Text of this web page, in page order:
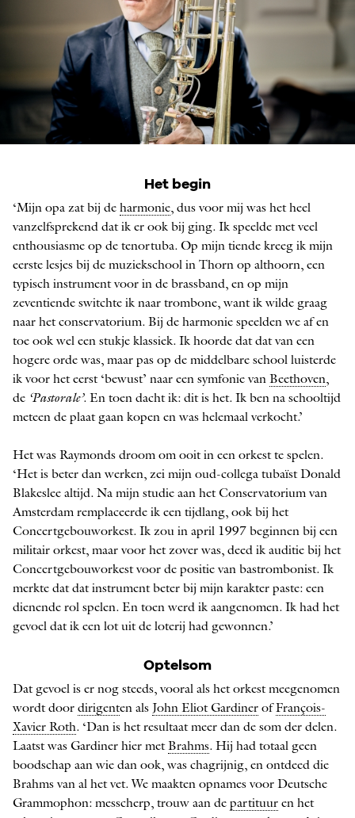
Het begin
‘Mijn opa zat bij de harmonie, dus voor mij was het heel
vanzelfsprekend dat ik er ook bij ging. Ik speelde met veel
enthousiasme op de tenortuba. Op mijn tiende kreeg ik mijn
eerste lesjes bij de muziekschool in Thorn op althoorn, een
typisch instrument voor in de brass­band, en op mijn
zeventiende switchte ik naar trombone, want ik wilde graag
naar het conservatorium. Bij de harmonie speelden we af en
toe ook wel een stukje klassiek. Ik hoorde dat dat van een
hogere orde was, maar pas op de middelbare school luisterde
ik voor het eerst ‘bewust’ naar een symfonie van Beethoven,
de ‘Pastorale’. En toen dacht ik: dit is het. Ik ben na schooltijd
meteen de plaat gaan kopen en was helemaal verkocht.’
Het was Raymonds droom om ooit in een orkest te spelen.
‘Het is beter dan werken, zei mijn oud-collega tubaïst Donald
Blakeslee altijd. Na mijn studie aan het Conservatorium van
Amsterdam remplaceerde ik een tijdlang, ook bij het
Concertgebouworkest. Ik zou in april 1997 beginnen bij een
militair orkest, maar voor het zover was, deed ik auditie bij het
­Concertgebouworkest voor de positie van bastrombonist. Ik
merkte dat dat instrument beter bij mijn karakter paste: een
dienende rol spelen. En toen werd ik aangenomen. Ik had het
gevoel dat ik een lot uit de loterij had gewonnen.’
Optelsom
Dat gevoel is er nog steeds, vooral als het orkest meegenomen
wordt door dirigenten als John Eliot Gardiner ofFrançois-
Xavier Roth. ‘Dan is het resultaat meer dan de som der delen.
Laatst was Gardiner hier metBrahms. Hij had totaal geen
boodschap aan wie dan ook, was chagrijnig, en ontdeed die
Brahms van al het vet. We maakten opnames voor Deutsche
Grammophon: messcherp, trouw aan de partituur en het